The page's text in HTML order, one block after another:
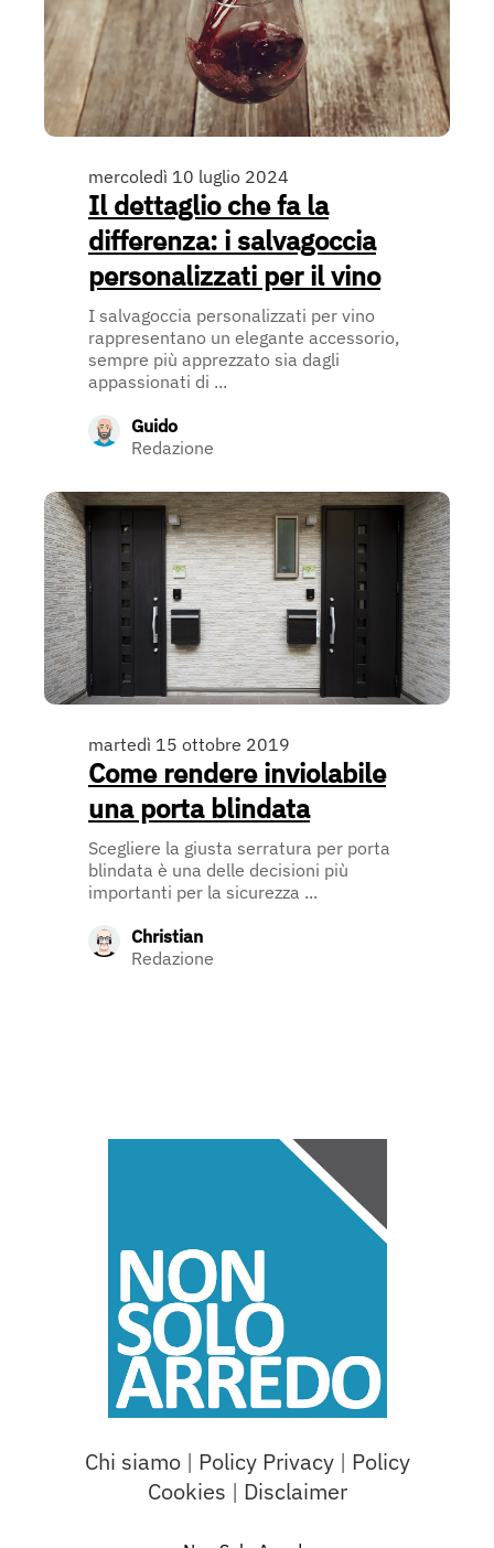
mercoledì 10 luglio 2024
Il dettaglio che fa la
differenza: i salvagoccia
personalizzati per il vino
I salvagoccia personalizzati per vino
rappresentano un elegante accessorio,
sempre più apprezzato sia dagli
appassionati di ...
Guido
Redazione
martedì 15 ottobre 2019
Come rendere inviolabile
una porta blindata
Scegliere la giusta serratura per porta
blindata è una delle decisioni più
importanti per la sicurezza ...
Christian
Redazione
Chi siamo| Policy Privacy| Policy
Cookies | Disclaimer